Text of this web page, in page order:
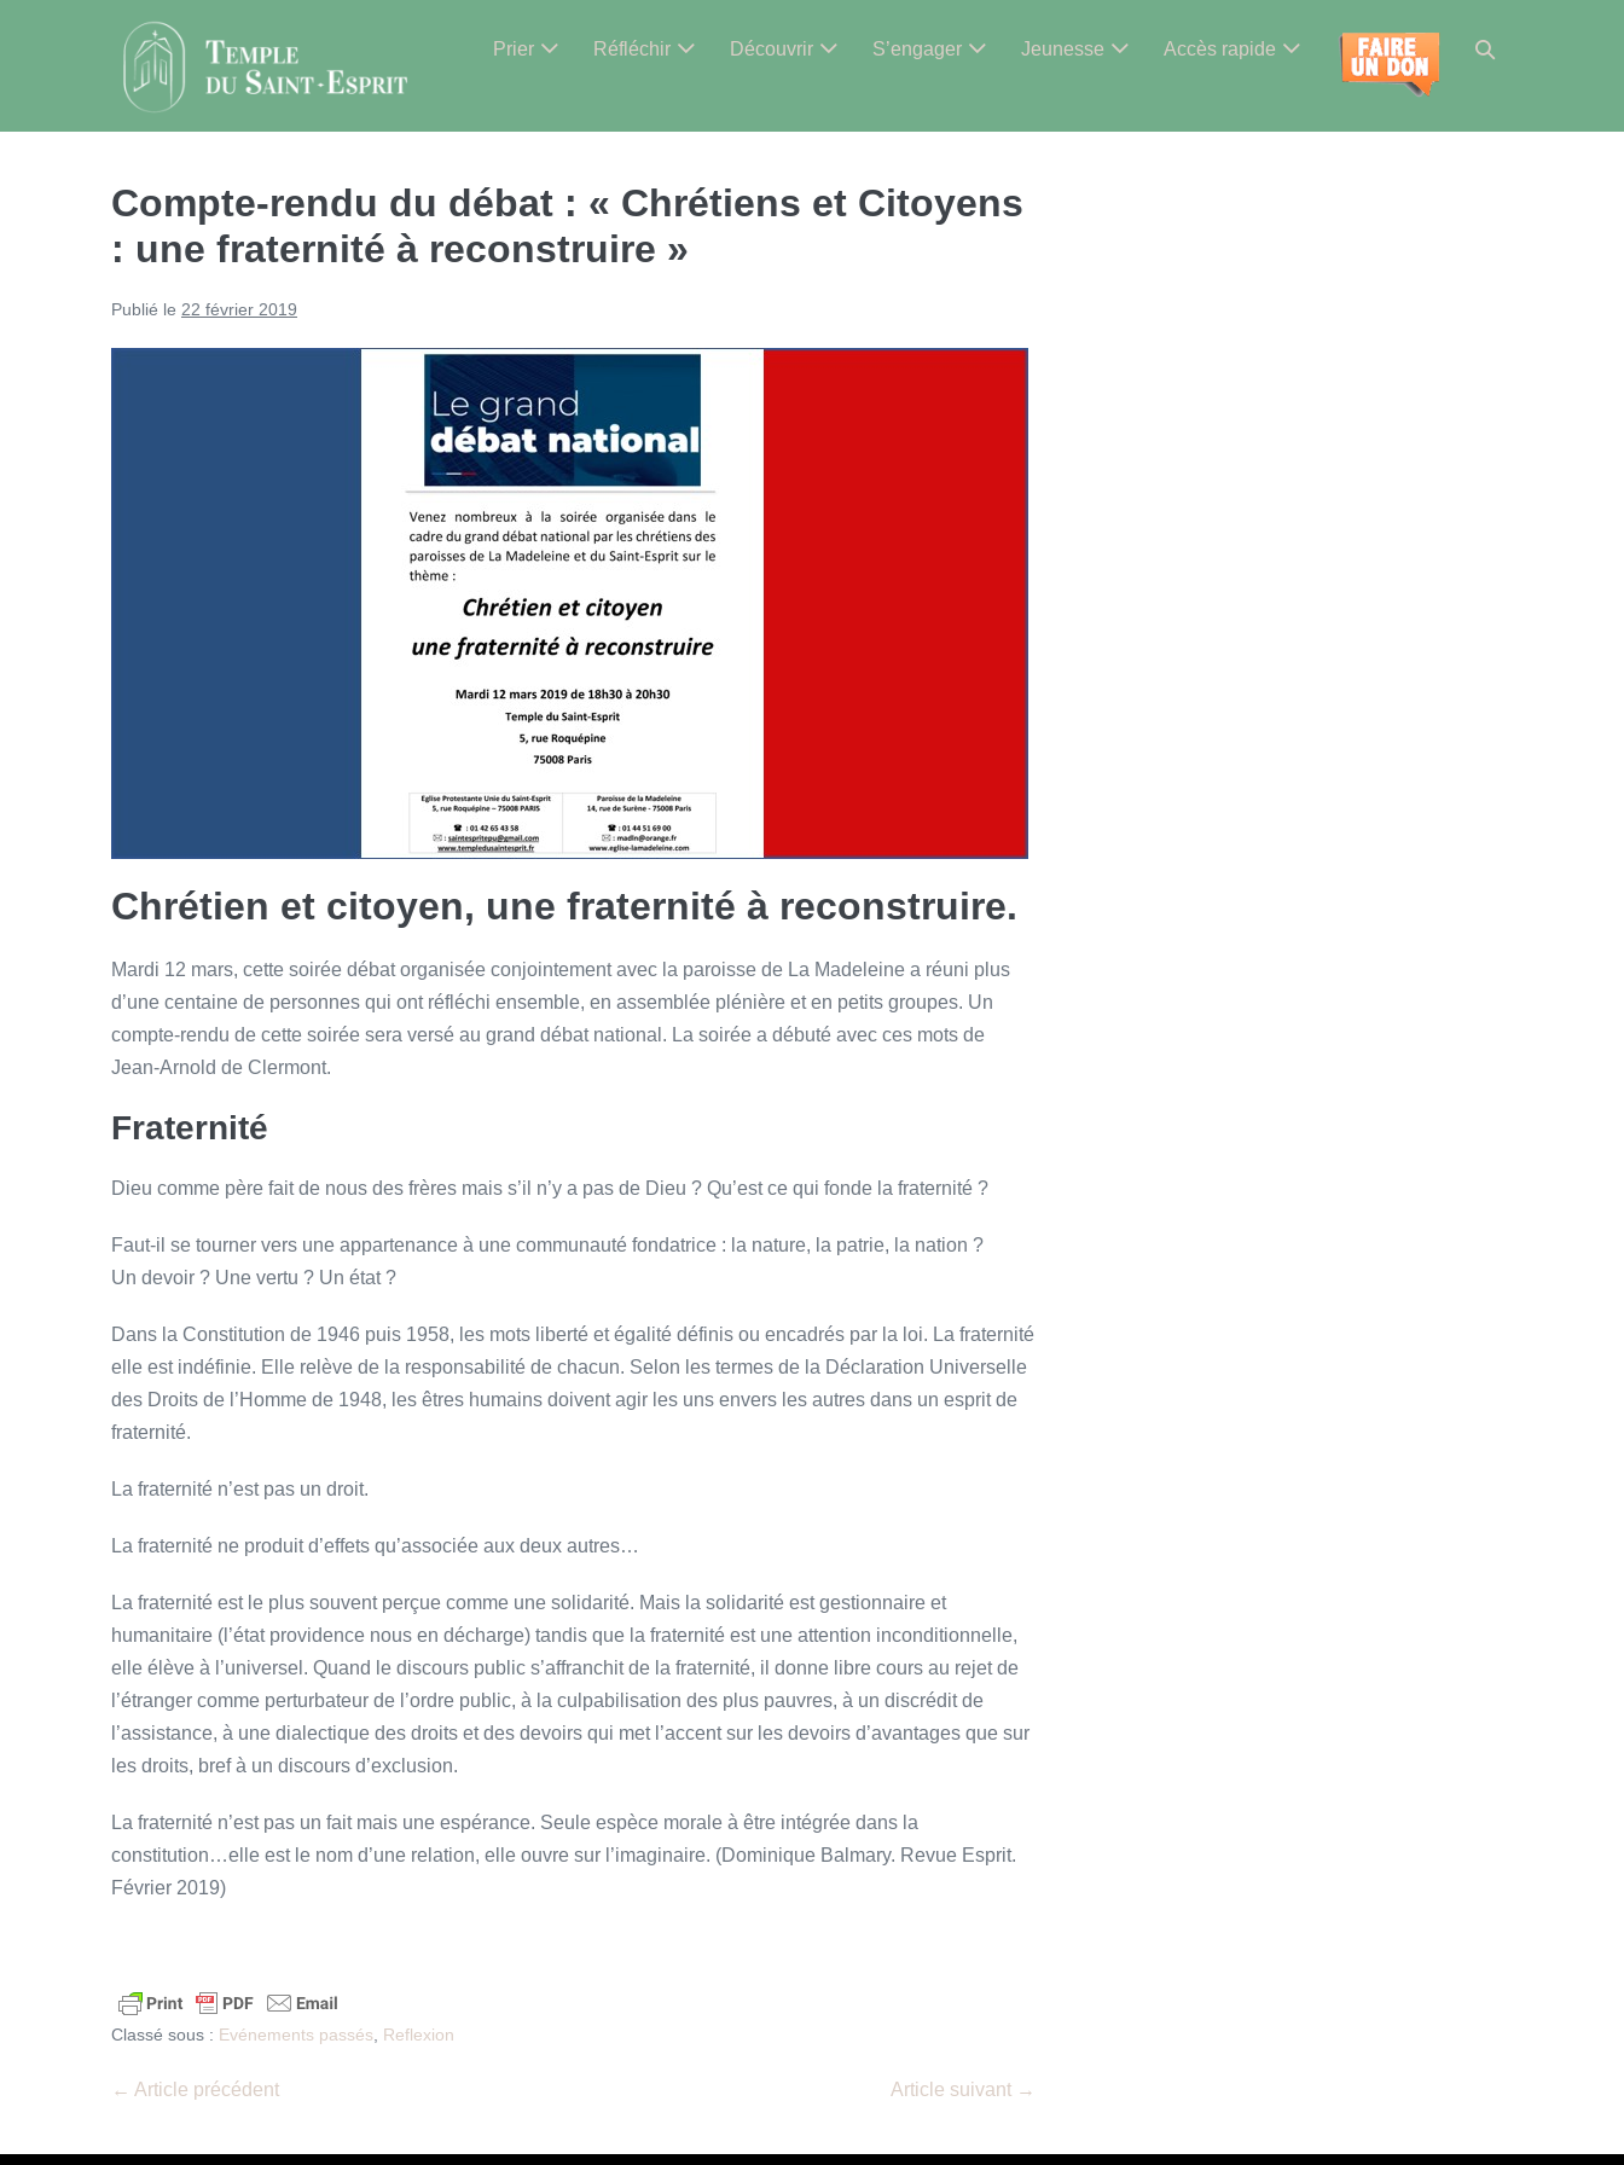
Prier Réfléchir Découvrir S’engager Jeunesse Accès rapide
Basculer
Compte-rendu du débat : « Chrétiens et Citoyens
: une fraternité à reconstruire »
Publié le 22 février 2019
Chrétien et citoyen, une fraternité à reconstruire.
Mardi 12 mars, cette soirée débat organisée conjointement avec la paroisse de La Madeleine a réuni plus
d’une centaine de personnes qui ont réfléchi ensemble, en assemblée plénière et en petits groupes. Un
compte-rendu de cette soirée sera versé au grand débat national. La soirée a débuté avec ces mots de
Jean-Arnold de Clermont.
Fraternité
Dieu comme père fait de nous des frères mais s’il n’y a pas de Dieu ? Qu’est ce qui fonde la fraternité ?
Faut-il se tourner vers une appartenance à une communauté fondatrice : la nature, la patrie, la nation ?
Un devoir ? Une vertu ? Un état ?
Dans la Constitution de 1946 puis 1958, les mots liberté et égalité définis ou encadrés par la loi. La fraternité
elle est indéfinie. Elle relève de la responsabilité de chacun. Selon les termes de la Déclaration Universelle
des Droits de l’Homme de 1948, les êtres humains doivent agir les uns envers les autres dans un esprit de
fraternité.
La fraternité n’est pas un droit.
La fraternité ne produit d’effets qu’associée aux deux autres…
La fraternité est le plus souvent perçue comme une solidarité. Mais la solidarité est gestionnaire et
humanitaire (l’état providence nous en décharge) tandis que la fraternité est une attention inconditionnelle,
elle élève à l’universel. Quand le discours public s’affranchit de la fraternité, il donne libre cours au rejet de
l’étranger comme perturbateur de l’ordre public, à la culpabilisation des plus pauvres, à un discrédit de
l’assistance, à une dialectique des droits et des devoirs qui met l’accent sur les devoirs d’avantages que sur
les droits, bref à un discours d’exclusion.
La fraternité n’est pas un fait mais une espérance. Seule espèce morale à être intégrée dans la
constitution…elle est le nom d’une relation, elle ouvre sur l’imaginaire. (Dominique Balmary. Revue Esprit.
Février 2019)
Classé sous : Evénements passés, Reflexion
Navigation
← Article précédent Article suivant →